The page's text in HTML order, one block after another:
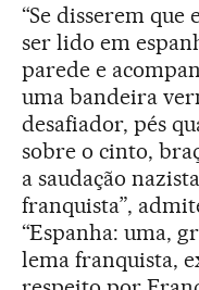
“Se disserem que
ser lido em
parede e
uma bandeira
desafiador, pés
sobre o cinto,
a saudação
franquista”,
“Espanha: uma,
lema franquista,